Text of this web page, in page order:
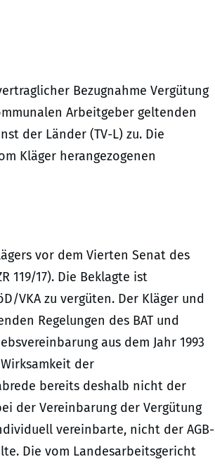
Bezugnahme Vergütung
Arbeitgeber geltenden
der Länder (TV-L) zu. Die
Kläger herangezogenen
vor dem Vierten Senat des
119/17). Die Beklagte ist
VKA zu vergüten. Der Kläger und
Regelungen des BAT und
aus dem Jahr 1993
der
bereits deshalb nicht der
der Vereinbarung der Vergütung
vereinbarte, nicht der AGB-
Die vom Landesarbeitsgericht